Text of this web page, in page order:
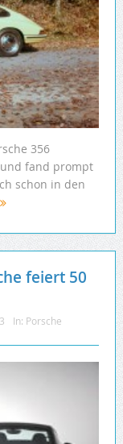
356
fand prompt
schon in den
feiert 50
In: Porsche